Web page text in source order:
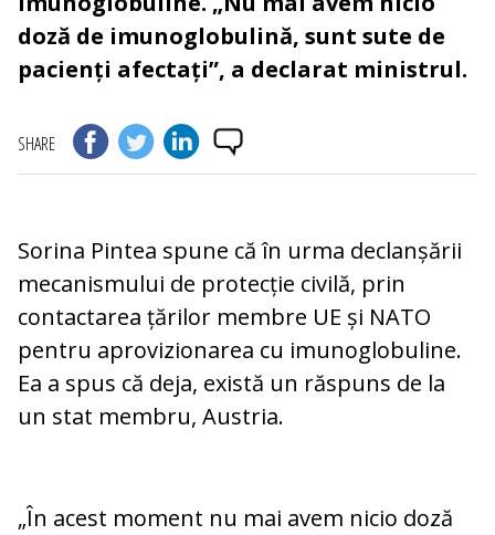
doză de imunoglobulină, sunt sute de
pacienți afectați”, a declarat ministrul.
SHARE
Sorina Pintea spune că în urma declanșării
mecanismului de protecție civilă, prin
contactarea țărilor membre UE și NATO
pentru aprovizionarea cu imunoglobuline.
Ea a spus că deja, există un răspuns de la
un stat membru, Austria.
„În acest moment nu mai avem nicio doză